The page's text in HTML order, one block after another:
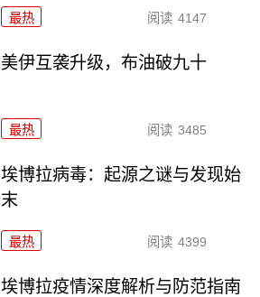
最热 阅读 4147
美伊互袭升级，布油破九十
最热 阅读 3485
埃博拉病毒：起源之谜与发现始
末
最热 阅读 4399
埃博拉疫情深度解析与防范指南